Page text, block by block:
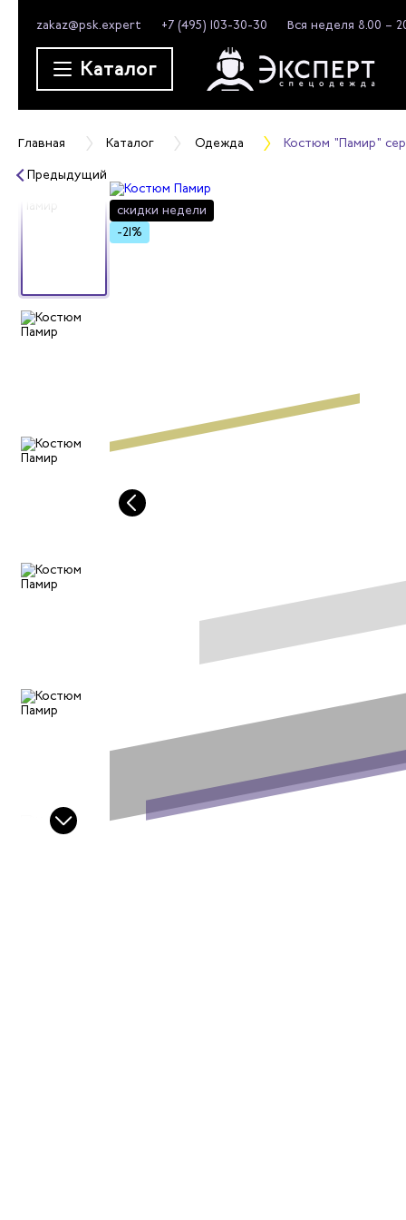
zakaz@psk.expert +7 (495) 103-30-30 Вся неделя 8.00 –
Каталог
Главная Каталог Одежда
Костюм "Памир"
Предыдущий
скидки недели
-21%